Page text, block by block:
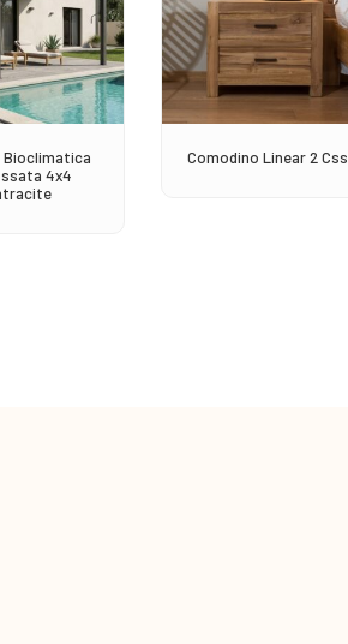
Bioclimatica
4x4
Comodino Linear 2 Css